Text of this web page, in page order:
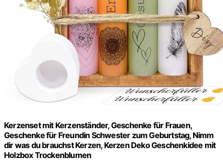
Kerzenset mit Kerzenständer, Geschenke für Frauen,
Geschenke für Freundin Schwester zum Geburtstag, Nimm
dir was du brauchst Kerzen, Kerzen Deko Geschenkidee mit
Holzbox Trockenblumen